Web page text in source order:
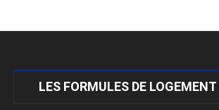
LES FORMULES DE LOGEMENT